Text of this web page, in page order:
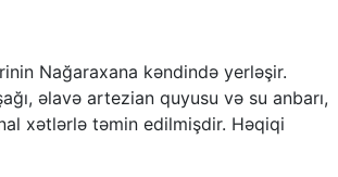
Nağaraxana kəndində yerləşir.
əlavə artezian quyusu və su anbarı,
xətlərlə təmin edilmişdir. Həqiqi